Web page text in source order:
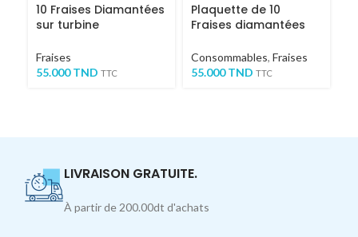
10 Fraises Diamantées
sur turbine
noire
Fraises
55.000TND TTC
Plaquette de 10
Fraises diamantées
Consommables, Fraises
55.000TND TTC
LIVRAISON GRATUITE.
À partir de 200.00dt d'achats